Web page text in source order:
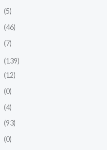
(5)
(46)
(7)
(139)
(12)
(0)
(4)
(93)
(0)